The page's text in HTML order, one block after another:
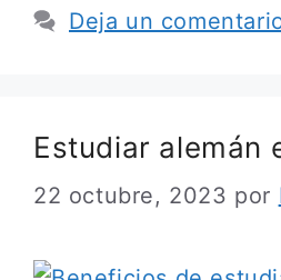
Deja un
Estudiar alemán
22 octubre, 2023 por